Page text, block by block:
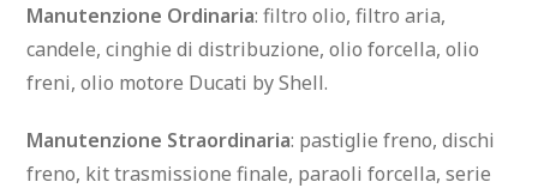
Manutenzione Ordinaria: filtro olio, filtro aria,
candele, cinghie di distribuzione, olio forcella, olio
freni, olio motore Ducati by Shell.
Manutenzione Straordinaria: pastiglie freno, dischi
freno, kit trasmissione finale, paraoli forcella, serie